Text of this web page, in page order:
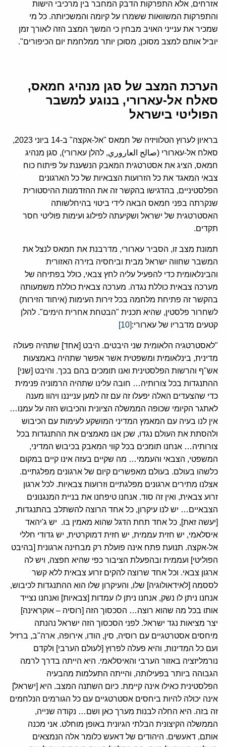
אזרחים, אלא התפרקות הדבק המחבר בין מרכיבי הישות
והתפרקות המשוואות ששמרו על קיומה והמשכיותה. כל מי
שמכיר את ענייני האויב מבחין כי המשך המצב הזה לאורך זמן
יוביל אותם למצב מסוכן, מסוכן יותר ממלחמת יום הכיפורים".
הערכת המצב של סגן מנהיג חמאס,
סאלח אל-עארורי, בנוגע למשבר
הפוליטי בישראל
בראיון לערוץ הטלוויזיה של חמאס "אל-אקצה" ב-14 ביוני 2023,
סאלח אל-עארורי (صالح العاروري, להלן עארורי), סגן מנהיג
חמאס, הציג את אסטרטגית המאבק הנשענת על פיתוח כוח
צבאי המאגד את כל הזרועות הצבאיות של כל הארגונים
הפלסטיניים, בהדגישו בהקשר זה את ההזדמנות ההיסטורית
שנקרתה בפני חמאס הבאה לידי ביטוי בהיחלשותה
האסטרטגית של ישראל ושקיעתה לפילוג ועימות פוליטי חסר
תקדים.
תמונת מצב זו, הסביר עארורי, מדרבנת את חמאס לנצל את
המשבר שחווה ישראל מבית וביחסיה בזירה האזורית
והבינלאומית כדי להפעיל עליה לחץ צבאי, כולל בפתיחה של
מערכה צבאית כוללת נגדה. מערכה צבאית כוללת משמעותה
בהקשר זה פתיחת מלחמה בכל זירות העימות (איחוד הזירות)
לשחרור פלסטין, שהיא תכנית "הבטחת אחרית הימים". להלן
קטעים מדבריו של עארורי:[10]
"לאסטרטגיה הלאומית שני היבטים. היבט [אחד] שתהיה פעולה
מדינית, בינלאומית ומשפטית אשר אפשר שתהיה באמצעות
אש"ף והרשות הפלסטינית ואנו תומכים בהם בכך. והיבט [שני]
ההתנגדות בכל צורותיה… חובה עלינו שתהיה הרמוניה פנימית
כדי שהצעדים האלה יפעלו זה עם זה למען ענייננו ויהוו מענה
לאתגר הקיומי שכופה הממשלה הציונית והכיבוש הזה על עמנו…
אין לנו בעיה עם המאמץ המדיני המושקע לעימות עם הכיבוש
ולהסתת את העולם נגדו, שכן אנו מאמצים את ההתנגדות בכל
צורותיה… אנחנו תומכים בכל קווי המאבק בכיבוש המדיני,
המשפטי, הצבאי והעממי… מה שקיים בעזה אינו קיים במקום
כלשהו בעולם. בעולם מאפשרים קיום של ארגונים מפלגתיים.
אצלנו מתירים ארגונים מפלגתיים וזרועות צבאיות. לכל ארגון
זרוע צבאית, ואין זה סוד. אנחנו טיפחנו את בניית המנגנונים
הצבאיים… יש לנו עיקרון, כל אחד הרוצה להשתלב בהתנגדות,
[יעשה זאת], כל אחד תחת הדגל שהוא מאמין בו. יש ג'יהאד
איסלאמי, יש חזית עממית, יש חזית דמוקרטית, יש גדודי חללי
אל-אקצה. תנועת פתח אינה פועלת רק מבחינה ארגונית [בהיבט
הפוליטי] ועממית ובהפעלת הציבור כפי שהיא חפצה, ויש לה
ארגון צבאי. וכל אחד שרוצה להקים זרוע צבאית ללא קשר
לססמה [לאידאולוגיה] שלו, והעיקרון שלו הוא ההתנגדות לכיבוש,
אנחנו ניתן לו נשק, אנחנו ניתן לו עמדות [צבאיות] ואנחנו נצייד
אותו בכל מה שהוא רוצה… הסכסוך הזה [רוסיה – אוקראינה]
יצר מציאות נגד ישראל. לפני הסכסוך הזה ישראל נהנתה
מיחסים אסטרטגיים עם רוסיה, סין, הודו, אירופה, ארה"ב, ברזיל
ועם כל המדינות, והיא פעלה לפרוץ [לעולם הערבי] ולקדם
נורמליזציה באזור הערבי והאיסלאמי. היא הייתה בדרך לרמה
הגבוהה ביותר בפעילותה, והייתה התעלמות מהבעיה
הפלסטינית כאילו אינה קיימת. כיום השתנה המצב. היא [ישראל]
אינה יכולה להיות ביחסים אסטרטגיים עם כל הגורמים הנלחמים
זה בזה. היא החלה לבנות מערך כאן ושם… נקודה שנייה,
הממשלה הקיצונית הבלתי הגיונית באופן מוחלט. אני מכנה
אותם, דאעשים. היהודים של דאעש כלומר אלה הנמצאים